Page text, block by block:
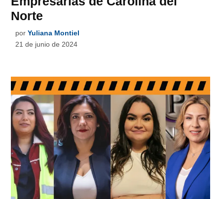
Norte
por Yuliana Montiel
21 de junio de 2024